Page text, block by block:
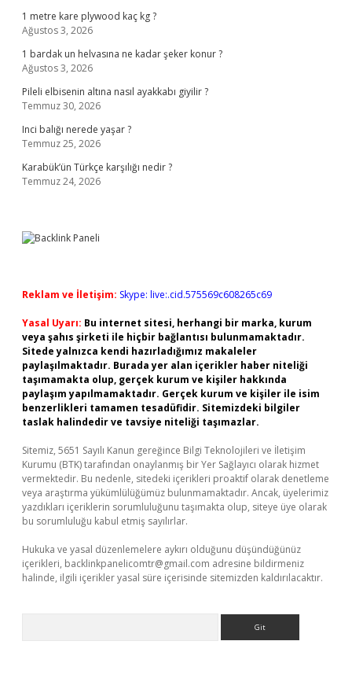
1 metre kare plywood kaç kg ?
Ağustos 3, 2026
1 bardak un helvasına ne kadar şeker konur ?
Ağustos 3, 2026
Pileli elbisenin altına nasıl ayakkabı giyilir ?
Temmuz 30, 2026
Inci balığı nerede yaşar ?
Temmuz 25, 2026
Karabük’ün Türkçe karşılığı nedir ?
Temmuz 24, 2026
Reklam ve İletişim: Skype: live:.cid.575569c608265c69
Yasal Uyarı: Bu internet sitesi, herhangi bir marka, kurum
veya şahıs şirketi ile hiçbir bağlantısı bulunmamaktadır.
Sitede yalnızca kendi hazırladığımız makaleler
paylaşılmaktadır. Burada yer alan içerikler haber niteliği
taşımamakta olup, gerçek kurum ve kişiler hakkında
paylaşım yapılmamaktadır. Gerçek kurum ve kişiler ile isim
benzerlikleri tamamen tesadüfidir. Sitemizdeki bilgiler
taslak halindedir ve tavsiye niteliği taşımazlar.
Sitemiz, 5651 Sayılı Kanun gereğince Bilgi Teknolojileri ve İletişim
Kurumu (BTK) tarafından onaylanmış bir Yer Sağlayıcı olarak hizmet
vermektedir. Bu nedenle, sitedeki içerikleri proaktif olarak denetleme
veya araştırma yükümlülüğümüz bulunmamaktadır. Ancak, üyelerimiz
yazdıkları içeriklerin sorumluluğunu taşımakta olup, siteye üye olarak
bu sorumluluğu kabul etmiş sayılırlar.
Hukuka ve yasal düzenlemelere aykırı olduğunu düşündüğünüz
içerikleri, backlinkpanelicomtr@gmail.com adresine bildirmeniz
halinde, ilgili içerikler yasal süre içerisinde sitemizden kaldırılacaktır.